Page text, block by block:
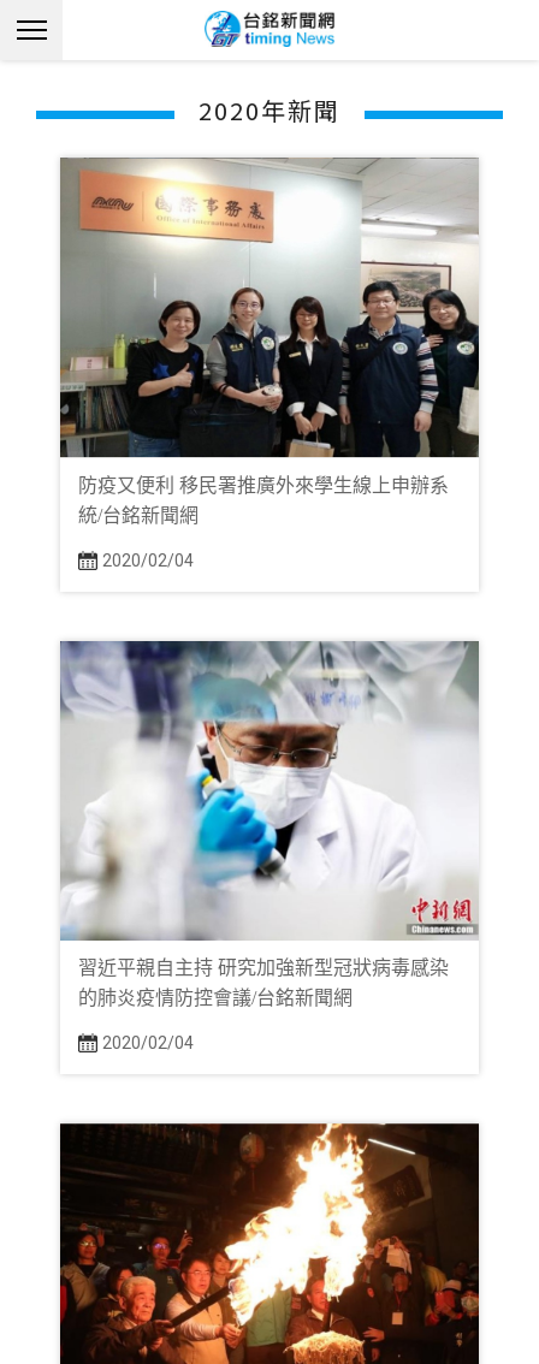
2020年新聞
防疫又便利 移民署推廣外來學生線上申辦系
統/台銘新聞網
2020/02/04
習近平親自主持 研究加強新型冠狀病毒感染
的肺炎疫情防控會議/台銘新聞網
2020/02/04